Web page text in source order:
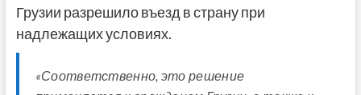
Грузии разрешило въезд в страну при
надлежащих условиях.
«Соответственно, это решение